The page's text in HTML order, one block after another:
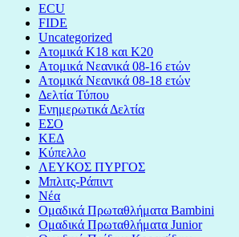
ECU
FIDE
Uncategorized
Ατομικά Κ18 και Κ20
Ατομικά Νεανικά 08-16 ετών
Ατομικά Νεανικά 08-18 ετών
Δελτία Τύπου
Ενημερωτικά Δελτία
ΕΣΟ
ΚΕΔ
Κύπελλο
ΛΕΥΚΟΣ ΠΥΡΓΟΣ
Μπλιτς-Ράπιντ
Νέα
Ομαδικά Πρωταθλήματα Bambini
Ομαδικά Πρωταθλήματα Junior